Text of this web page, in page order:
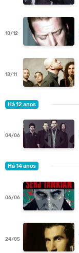
10/12
18/11
Há 12 anos
04/06
Há 14 anos
06/06
24/05